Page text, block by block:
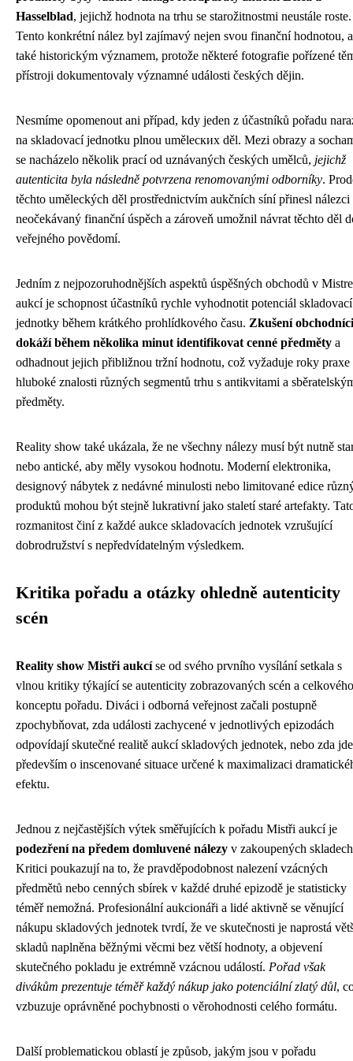
Hasselblad, jejichž hodnota na trhu se starožitnostmi neustále roste.
Tento konkrétní nález byl zajímavý nejen svou finanční hodnotou,
také historickým významem, protože některé fotografie pořízené
přístroji dokumentovaly významné události českých dějin.
Nesmíme opomenout ani případ, kdy jeden z účastníků pořadu
na skladovací jednotku plnou umělecких děl. Mezi obrazy a
se nacházelo několik prací od uznávaných českých umělců, jejichž
autenticita byla následně potvrzena renomovanými odborníky.
těchto uměleckých děl prostřednictvím aukčních síní přinesl nálezci
neočekávaný finanční úspěch a zároveň umožnil návrat těchto děl
veřejného povědomí.
Jedním z nejpozoruhodnějších aspektů úspěšných obchodů v
aukcí je schopnost účastníků rychle vyhodnotit potenciál skladovací
jednotky během krátkého prohlídkového času. Zkušení obchodníci
dokáží během několika minut identifikovat cenné předměty a
odhadnout jejich přibližnou tržní hodnotu, což vyžaduje roky praxe
hluboké znalosti různých segmentů trhu s antikvitami a
předměty.
Reality show také ukázala, že ne všechny nálezy musí být nutně
nebo antické, aby měly vysokou hodnotu. Moderní elektronika,
designový nábytek z nedávné minulosti nebo limitované edice
produktů mohou být stejně lukrativní jako staletí staré artefakty.
rozmanitost činí z každé aukce skladovacích jednotek vzrušující
dobrodružství s nepředvídatelným výsledkem.
Kritika pořadu a otázky ohledně autenticity
scén
Reality show Mistři aukcíse od svého prvního vysílání setkala s
vlnou kritiky týkající se autenticity zobrazovaných scén a celkového
konceptu pořadu. Diváci i odborná veřejnost začali postupně
zpochybňovat, zda události zachycené v jednotlivých epizodách
odpovídají skutečné realitě aukcí skladových jednotek, nebo zda jde
především o inscenované situace určené k maximalizaci
efektu.
Jednou z nejčastějších výtek směřujících k pořadu Mistři aukcí je
podezření na předem domluvené nálezy v zakoupených
Kritici poukazují na to, že pravděpodobnost nalezení vzácných
předmětů nebo cenných sbírek v každé druhé epizodě je statisticky
téměř nemožná. Profesionální aukcionáři a lidé aktivně se věnující
nákupu skladových jednotek tvrdí, že ve skutečnosti je naprostá
skladů naplněna běžnými věcmi bez větší hodnoty, a objevení
skutečného pokladu je extrémně vzácnou událostí. Pořad však
divákům prezentuje téměř každý nákup jako potenciální zlatý důl,
vzbuzuje oprávněné pochybnosti o věrohodnosti celého formátu.
Další problematickou oblastí je způsob, jakým jsou v pořadu